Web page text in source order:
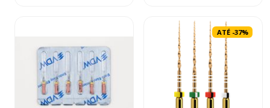
ATÉ -37%